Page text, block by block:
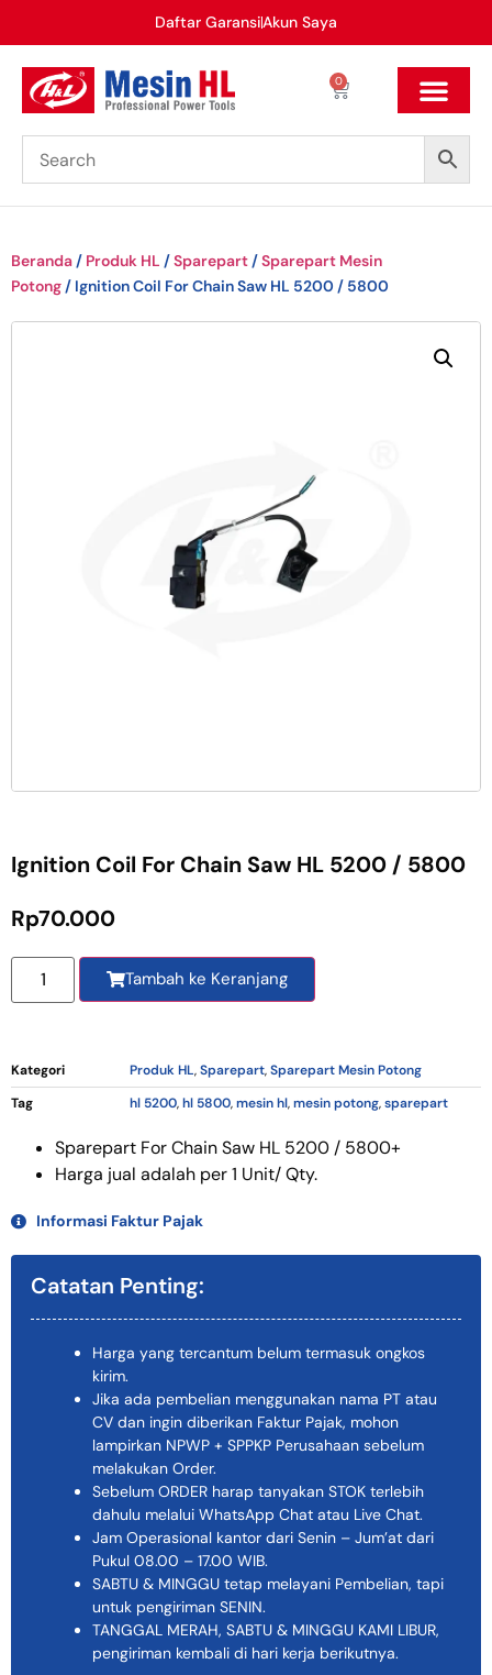
Daftar GaransiAkun Saya
0
Beranda / Produk HL /Sparepart /Sparepart Mesin
Potong / Ignition Coil For Chain Saw HL 5200 / 5800
Ignition Coil For Chain Saw HL 5200 / 5800
Rp70.000
Tambah ke Keranjang
Kategori Produk HL,Sparepart,Sparepart Mesin Potong
Tag
hl 5200,hl 5800,mesin hl,mesin potong,sparepart
Sparepart For Chain Saw HL 5200 / 5800+
Harga jual adalah per 1 Unit/ Qty.
Informasi Faktur Pajak
Catatan Penting:
Harga yang tercantum belum termasuk ongkos
kirim.
Jika ada pembelian menggunakan nama PT atau
CV dan ingin diberikan Faktur Pajak, mohon
lampirkan NPWP + SPPKP Perusahaan sebelum
melakukan Order.
Sebelum ORDER harap tanyakan STOK terlebih
dahulu melalui WhatsApp Chat atau Live Chat.
Jam Operasional kantor dari Senin – Jum’at dari
Pukul 08.00 – 17.00 WIB.
SABTU & MINGGU tetap melayani Pembelian, tapi
untuk pengiriman SENIN.
TANGGAL MERAH, SABTU & MINGGU KAMI LIBUR,
pengiriman kembali di hari kerja berikutnya.